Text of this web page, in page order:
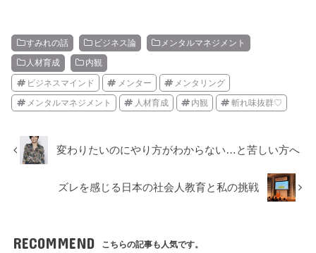
すみれの話 ビジネス論 メンタルマネジメント
人材育成 内観
ビジネスマインド メンター メンタリング
メンタルマネジメント 人材育成 内観 斬れ味抜群♡
変わりたいのにやり方がわからない…と苦しい方へ
ズレを感じる日本の社会人教育と私の挑戦
RECOMMEND こちらの記事も人気です。